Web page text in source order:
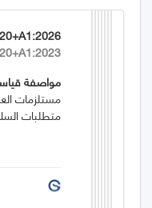
مواصفة
مستلزمات
متطلبات